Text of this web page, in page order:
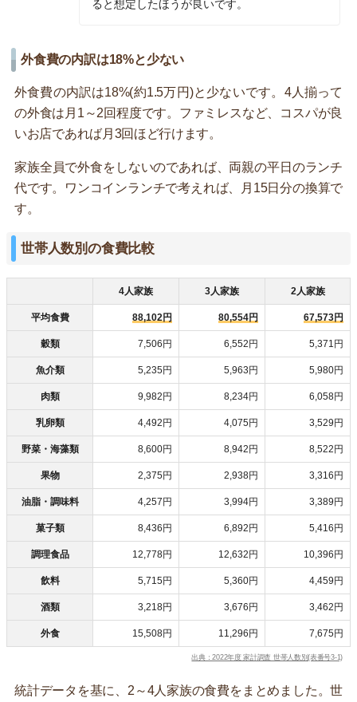
ると想定したほうが良いです。
外食費の内訳は18%と少ない
外食費の内訳は18%(約1.5万円)と少ないです。4人揃って
の外食は月1～2回程度です。ファミレスなど、コスパが良
いお店であれば月3回ほど行けます。
家族全員で外食をしないのであれば、両親の平日のランチ
代です。ワンコインランチで考えれば、月15日分の換算で
す。
世帯人数別の食費比較
4人家族 3人家族 2人家族
平均食費 88,102円 80,554円 67,573円
穀類 7,506円 6,552円 5,371円
魚介類 5,235円 5,963円 5,980円
肉類 9,982円 8,234円 6,058円
乳卵類 4,492円 4,075円 3,529円
野菜・海藻類 8,600円 8,942円 8,522円
果物 2,375円 2,938円 3,316円
油脂・調味料 4,257円 3,994円 3,389円
菓子類 8,436円 6,892円 5,416円
調理食品 12,778円 12,632円 10,396円
飲料 5,715円 5,360円 4,459円
酒類 3,218円 3,676円 3,462円
外食 15,508円 11,296円 7,675円
出典：2022年度 家計調査 世帯人数別(表番号3-1)
統計データを基に、2～4人家族の食費をまとめました。世